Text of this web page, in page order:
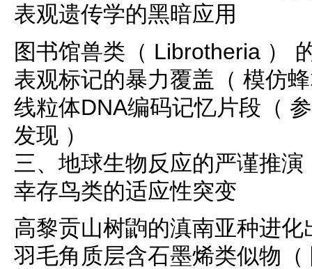
表观遗传学的黑暗应用
图书馆兽类（ Librotheria ）
表观标记的暴力覆盖（ 模仿
线粒体DNA编码记忆片段（
发现 ）
三、地球生物反应的严谨推演
幸存鸟类的适应性突变
高黎贡山树鼩的滇南亚种进化
羽毛角质层含石墨烯类似物